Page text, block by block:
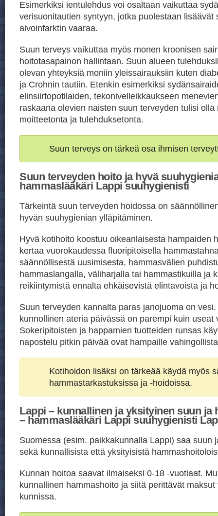
Esimerkiksi ientulehdus voi osaltaan vaikuttaa
verisuonitautien syntyyn, jotka puolestaan lisäävät
aivoinfarktin vaaraa.
Suun terveys vaikuttaa myös monen kroonisen
hoitotasapainon hallintaan. Suun alueen
olevan yhteyksiä moniin yleissairauksiin kuten
ja Crohnin tautiin. Etenkin esimerkiksi
elinsiirtopotilaiden, tekonivelleikkaukseen
raskaana olevien naisten suun terveyden tulisi olla
moitteetonta ja tulehduksetonta.
Suun terveys on tärkeä osa ihmisen
Suun terveyden hoito ja hyvä
hammaslääkäri Lappi suuhygienisti
Tärkeintä suun terveyden hoidossa on
hyvän suuhygienian ylläpitäminen.
Hyvä kotihoito koostuu oikeanlaisesta hampaiden
kertaa vuorokaudessa fluoripitoisella
säännöllisestä uusimisesta, hammasvälien
hammaslangalla, väliharjalla tai hammastikuilla ja
reikiintymistä ennalta ehkäisevistä elintavoista ja
Suun terveyden kannalta paras janojuoma on
kunnollinen ateria päivässä on parempi kuin useat
Sokeripitoisten ja happamien tuotteiden runsas
napostelu pitkin päivää ovat hampaille
Kotihoidon lisäksi on tärkeää käydä myös
hammastarkastuksissa ja -hoidoissa.
Lappi – kunnallinen ja yksityinen suun ja
– hammaslääkäri Lappi suuhygienisti
Suomessa (esim. paikkakunnalla Lappi) saa suun
sekä kunnallisista että yksityisistä
Kunnan hoitoa saavat ilmaiseksi 0-18 -vuotiaat.
kunnallinen hammashoito ja siitä perittävät
kunnissa.